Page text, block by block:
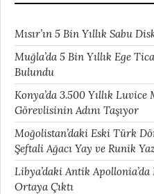
Mısır’ın 5 Bin Yıllık Sabu
Muğla’da 5 Bin Yıllık Ege
Bulundu
Konya’da 3.500 Yıllık
Görevlisinin Adını Taşıyor
Moğolistan’daki Eski Türk
Şeftali Ağacı Yay ve Runik
Libya’daki Antik
Ortaya Çıktı